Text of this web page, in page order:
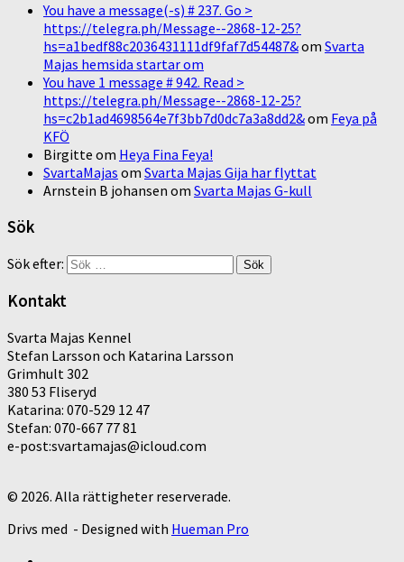
You have a message(-s) # 237. Go >
https://telegra.ph/Message--2868-12-25?
hs=a1bedf88c2036431111df9faf7d54487&om Svarta
Majas hemsida startar om
You have 1 message # 942. Read >
https://telegra.ph/Message--2868-12-25?
hs=c2b1ad4698564e7f3bb7d0dc7a3a8dd2&om Feya på
KFÖ
Birgitte om Heya Fina Feya!
SvartaMajas om Svarta Majas Gija har flyttat
Arnstein B johansen om Svarta Majas G-kull
Sök
Sök efter:
Kontakt
Svarta Majas Kennel
Stefan Larsson och Katarina Larsson
Grimhult 302
380 53 Fliseryd
Katarina: 070-529 12 47
Stefan: 070-667 77 81
e-post:svartamajas@icloud.com
© 2026. Alla rättigheter reserverade.
Drivs med - Designed with Hueman Pro